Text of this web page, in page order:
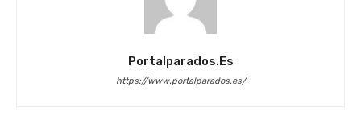
Portalparados.es
https://www.portalparados.es/